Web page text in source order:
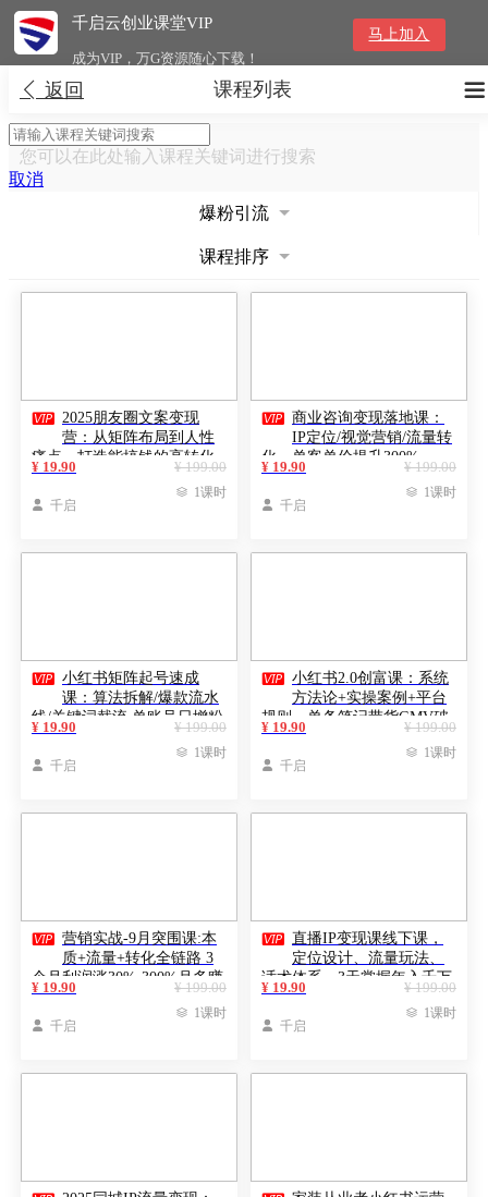
千启云创业课堂VIP
成为VIP，万G资源随心下载！
马上加入
 返回 
课程列表
您可以在此处输入课程关键词进行搜索
取消
爆粉引流
课程排序
 2025朋友圈文案变现
营：从矩阵布局到人性
痛点，打造能搞钱的高转化
朋友圈
¥ 199.00
¥ 19.90
 千启
 1课时
 商业咨询变现落地课：
IP定位/视觉营销/流量转
化，单客单价提升300%
¥ 199.00
¥ 19.90
 千启
 1课时
 小红书矩阵起号速成
课：算法拆解/爆款流水
线/关键词截流 单账号日增粉
100+
¥ 199.00
¥ 19.90
 千启
 1课时
 小红书2.0创富课：系统
方法论+实操案例+平台
规则，单条笔记带货GMV破
20万
¥ 199.00
¥ 19.90
 千启
 1课时
 营销实战-9月突围课:本
质+流量+转化全链路 3
个月利润涨30%-300%月多赚
10w+
¥ 199.00
¥ 19.90
 千启
 1课时
 直播IP变现课线下课，
定位设计、流量玩法、
话术体系，3天掌握年入千万
密码
¥ 199.00
¥ 19.90
 千启
 1课时